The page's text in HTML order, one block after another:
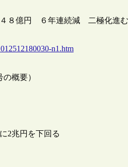
８億円 ６年連続減 二極化進む
n1.htm
概要）
2兆円を下回る